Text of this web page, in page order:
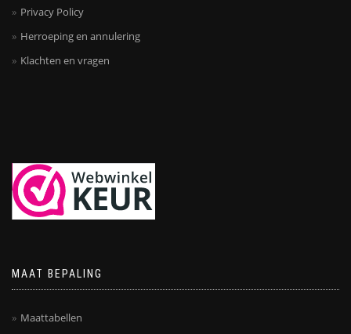
Privacy Policy
Herroeping en annulering
Klachten en vragen
MAAT BEPALING
Maattabellen